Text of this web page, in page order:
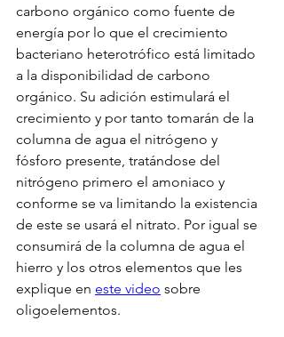
carbono orgánico como fuente de
energía por lo que el crecimiento
bacteriano heterotrófico está limitado
a la disponibilidad de carbono
orgánico. Su adición estimulará el
crecimiento y por tanto tomarán de la
columna de agua el nitrógeno y
fósforo presente, tratándose del
nitrógeno primero el amoniaco y
conforme se va limitando la existencia
de este se usará el nitrato. Por igual se
consumirá de la columna de agua el
hierro y los otros elementos que les
explique en este video sobre
oligoelementos.